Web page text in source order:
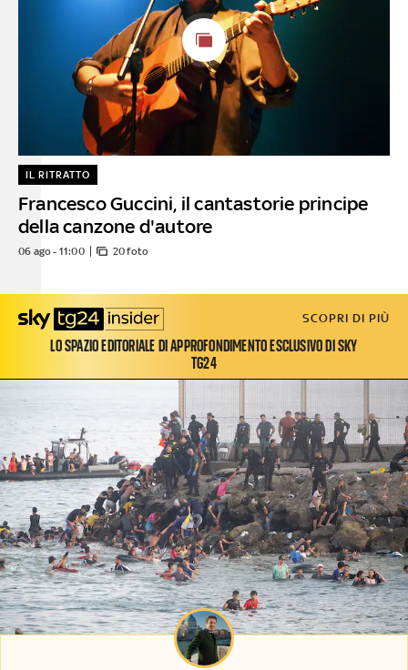
Francesco Guccini, il cantastorie principe
della canzone d'autore
IL RITRATTO
06 ago - 11:00 20 foto
LO SPAZIO EDITORIALE DI APPROFONDIMENTO ESCLUSIVO DI SKY
TG24
SCOPRI DI PIÙ